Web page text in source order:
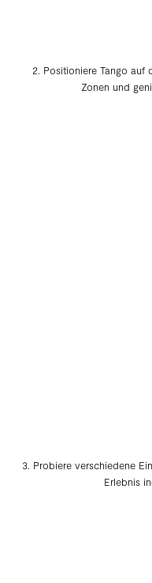
2. Positioniere Tango auf
Zonen und
3. Probiere verschiedene
Erlebnis